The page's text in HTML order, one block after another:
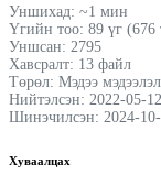
Уншихад: ~1 мин
Үгийн тоо: 89 үг (676
Уншсан: 2795
Хавсралт: 13 файл
Төрөл: Мэдээ мэдээлэл
Нийтэлсэн: 2022-05-
Шинэчилсэн: 2024-
Хуваалцах